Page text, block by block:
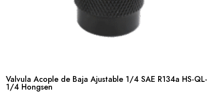
Valvula Acople de Baja Ajustable 1/4 SAE R134a HS-QL-
1/4 Hongsen